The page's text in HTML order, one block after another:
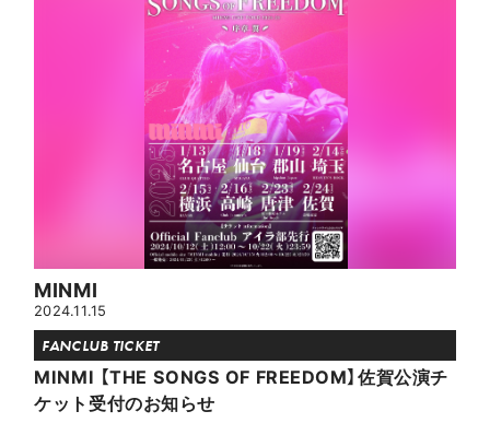
MINMI
2024.11.15
FANCLUB TICKET
MINMI 【THE SONGS OF FREEDOM】佐賀公演チ
ケット受付のお知らせ